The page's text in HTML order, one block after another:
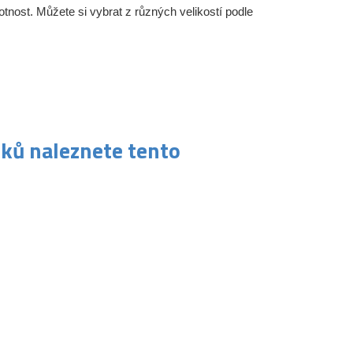
Můžete si vybrat z různých velikostí podle
naleznete tento